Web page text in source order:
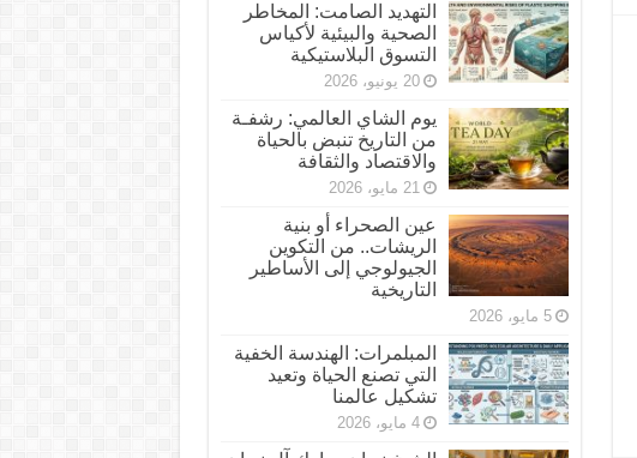
التهديد الصامت: المخاطر
الصحية والبيئية لأكياس
التسوق البلاستيكية
20 يونيو، 2026
يوم الشاي العالمي: رشفـة
من التاريخ تنبض بالحياة
والاقتصاد والثقافة
21 مايو، 2026
عين الصحراء أو بنية
الريشات.. من التكوين
الجيولوجي إلى الأساطير
التاريخية
5 مايو، 2026
المبلمرات: الهندسة الخفية
التي تصنع الحياة وتعيد
تشكيل عالمنا
4 مايو، 2026